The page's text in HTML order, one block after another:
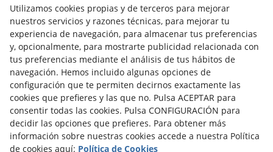
Aviso Legal Política de Privacidad
Política de Cookies
© 08/2026 IFD - Instituto de Formacion Directiva - Todos los
derechos reservados.
Utilizamos cookies propias y de terceros para mejorar
nuestros servicios y razones técnicas, para mejorar tu
experiencia de navegación, para almacenar tus preferencias
y, opcionalmente, para mostrarte publicidad relacionada con
tus preferencias mediante el análisis de tus hábitos de
navegación. Hemos incluido algunas opciones de
configuración que te permiten decirnos exactamente las
cookies que prefieres y las que no. Pulsa ACEPTAR para
consentir todas las cookies. Pulsa CONFIGURACIÓN para
decidir las opciones que prefieres. Para obtener más
información sobre nuestras cookies accede a nuestra Política
de cookies aquí: Política de Cookies